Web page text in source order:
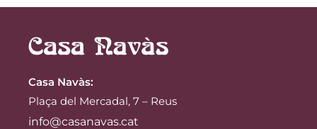
Casa Navàs:
Plaça del Mercadal, 7 – Reus
info@casanavas.cat